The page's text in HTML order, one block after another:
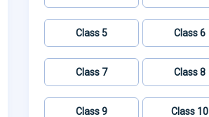
Class 5 Class 6
Class 7 Class 8
Class 9 Class 10